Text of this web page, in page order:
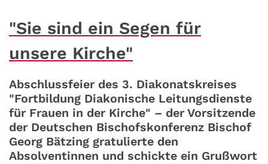
"Sie sind ein Segen für
unsere Kirche"
Abschlussfeier des 3. Diakonatskreises
"Fortbildung Diakonische Leitungsdienste
für Frauen in der Kirche" – der Vorsitzende
der Deutschen Bischofskonferenz Bischof
Georg Bätzing gratulierte den
Absolventinnen und schickte ein Grußwort